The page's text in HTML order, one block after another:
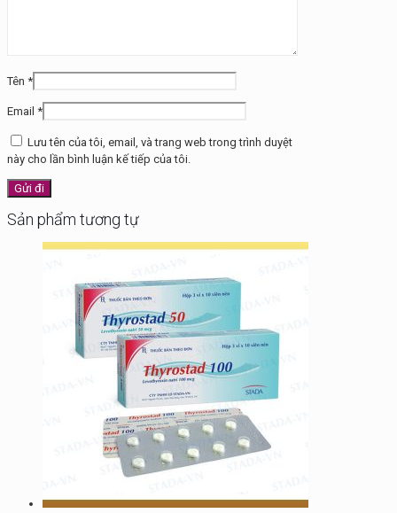
Tên *
Email *
Lưu tên của tôi, email, và trang web trong trình duyệt
này cho lần bình luận kế tiếp của tôi.
Sản phẩm tương tự